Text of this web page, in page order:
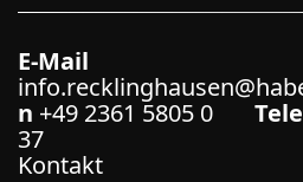
E-Mail
n +49 2361 5805 0
37
Kontakt